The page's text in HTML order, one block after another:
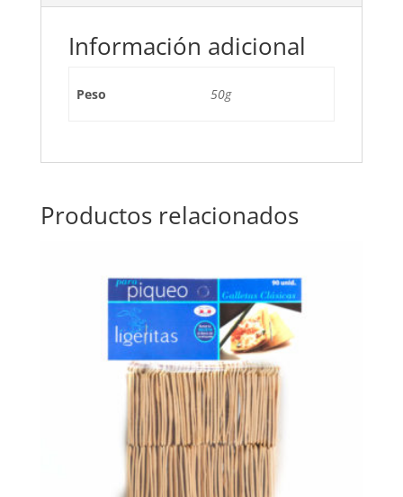
Información adicional
Peso 50g
Productos relacionados